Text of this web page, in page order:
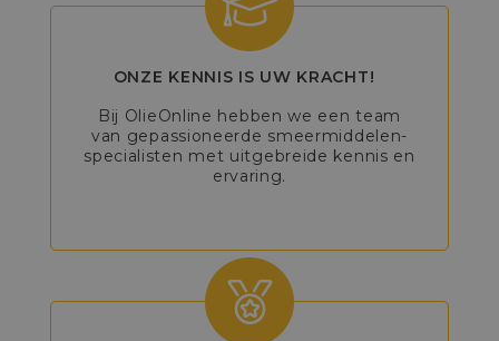
ONZE KENNIS IS UW KRACHT!
Bij OlieOnline hebben we een team
van gepassioneerde smeermiddelen-
specialisten met uitgebreide kennis en
ervaring.